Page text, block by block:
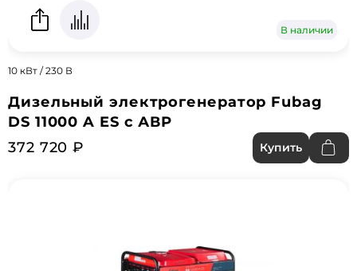
В наличии
10 кВт / 230 В
Дизельный электрогенератор Fubag
DS 11000 A ES с АВР
372 720 ₽
Купить